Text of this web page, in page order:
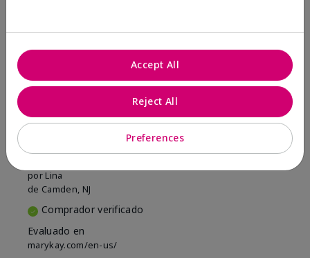
16 5
Marcar esta opinión
porLina
de Camden, NJ
Comprador verificado
Evaluado en
marykay.com/en-us/
Preferences
Reject All
Accept All